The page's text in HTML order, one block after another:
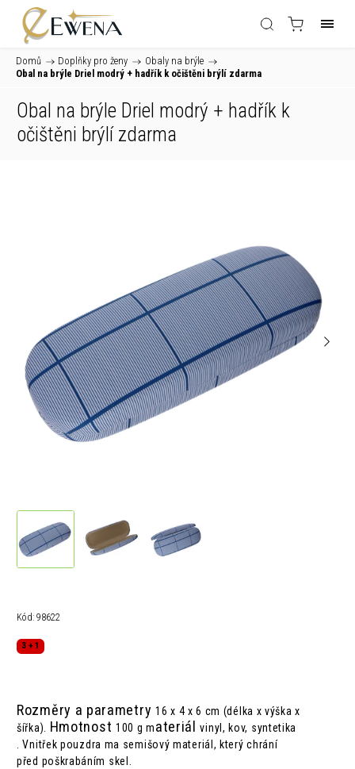
Domů / Doplňky pro ženy / Obaly na brýle /
Obal na brýle Driel modrý + hadřík k očištěni brýlí zdarma
Obal na brýle Driel modrý + hadřík k
očištěni brýlí zdarma
Kód: 98622
3 + 1
Rozměry a parametry 16 x 4 x 6 cm (délka x výška x
šířka). Hmotnost 100 g materiálvinyl, kov, syntetika
.Vnitřek pouzdra ma semišový materiál, který chrání
před poškrabáním skel.